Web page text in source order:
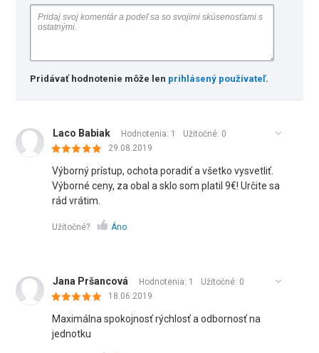
Pridávať hodnotenie môže len prihlásený používateľ.
Laco Babiak Hodnotenia: 1 Užitočné: 0
29.08.2019
Výborný prístup, ochota poradiť a všetko vysvetliť.
Výborné ceny, za obal a sklo som platil 9€! Určite sa
rád vrátim.
Užitočné? Áno
Jana Pršancová Hodnotenia: 1 Užitočné: 0
18.06.2019
Maximálna spokojnosť rýchlosť a odbornosť na
jednotku